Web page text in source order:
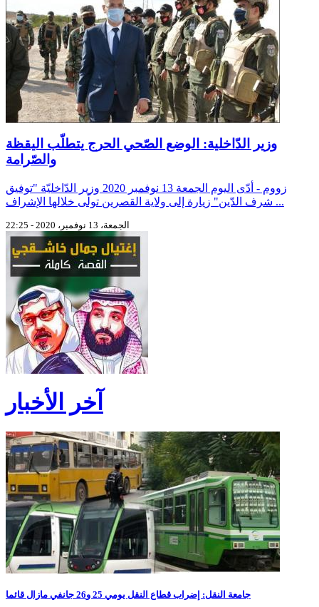
وزير الدّاخلية: الوضع الصّحي الحرج يتطلّب اليقظة
والصّرامة
زووم - أدّى اليوم الجمعة 13 نوفمبر 2020 وزير الدّاخليّة "توفيق
شرف الدّين" زيارة إلى ولاية القصرين تولّى خلالها الإشراف ...
الجمعة، 13 نوفمبر، 2020 - 22:25
آخر الأخبار
جامعة النقل: إضراب قطاع النقل يومي 25 و26 جانفي مازال قائما